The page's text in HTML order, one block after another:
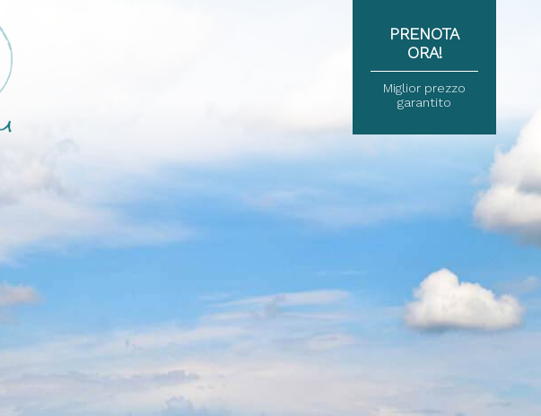
PRENOTA
ORA!
Miglior prezzo
garantito